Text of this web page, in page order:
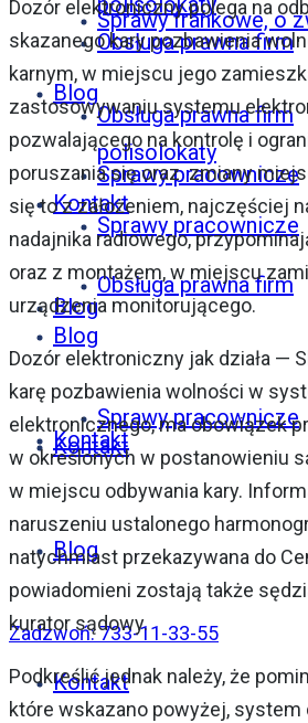
Obsługa prawna firm
Sprawy pracownicze
Blog
Kontakt
Zadzwoń: 733-11-33-55
Blog
Kontakt
Sprawy frankowe, o
polisolokaty
Obsługa prawna firm
Sprawy pracownicze
Blog
Kontakt
Obsługa prawna firm
Sprawy pracownicze
Blog
Kontakt
Dozór elektroniczny polega na
skazanego kary pozbawienia
karnym, w miejscu jego
zastosowywaniu systemu
pozwalającego na kontrolę i
poruszania się oraz zmiany
się to z założeniem, najczęściej
nadajnika radiowego,
oraz z montażem, w miejscu
urządzenia monitorującego.
Dozór elektroniczny jak działa —
karę pozbawienia wolności w
elektronicznego, ma obowiązek
w określonych w postanowieniu
w miejscu odbywania kary.
naruszeniu ustalonego
natychmiast przekazywana do
powiadomieni zostają także
kurator sądowy.
Podkreślić jednak należy, że
które wskazano powyżej, system